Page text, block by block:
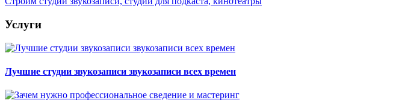
Услуги
Лучшие студии звукозаписи звукозаписи всех времен